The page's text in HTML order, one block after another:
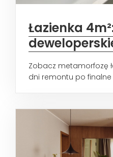
Łazienka
Zobacz metamorfozę
dni remontu po finalne